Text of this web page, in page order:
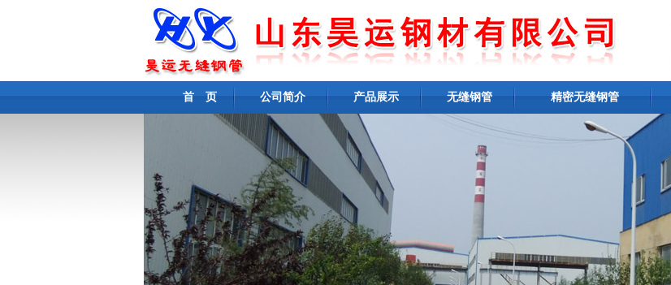
首 页 公司简介 产品展示 无缝钢管 精密无缝钢管